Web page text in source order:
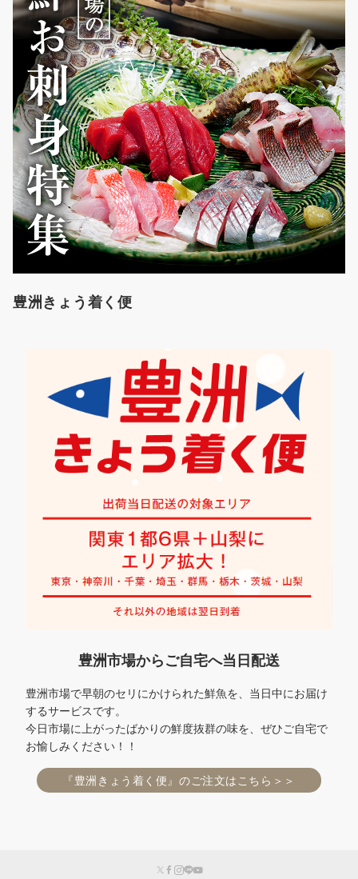
豊洲きょう着く便
豊洲市場からご自宅へ当日配送
豊洲市場で早朝のセリにかけられた鮮魚を、当日中にお届け
するサービスです。
今日市場に上がったばかりの鮮度抜群の味を、ぜひご自宅で
お愉しみください！！
『豊洲きょう着く便』のご注文はこちら＞＞